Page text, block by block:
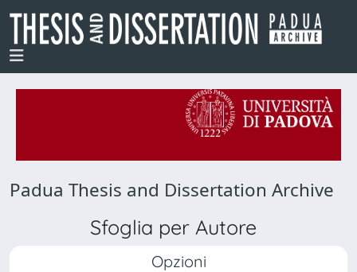
Padua Thesis and Dissertation Archive
Sfoglia per Autore
Opzioni